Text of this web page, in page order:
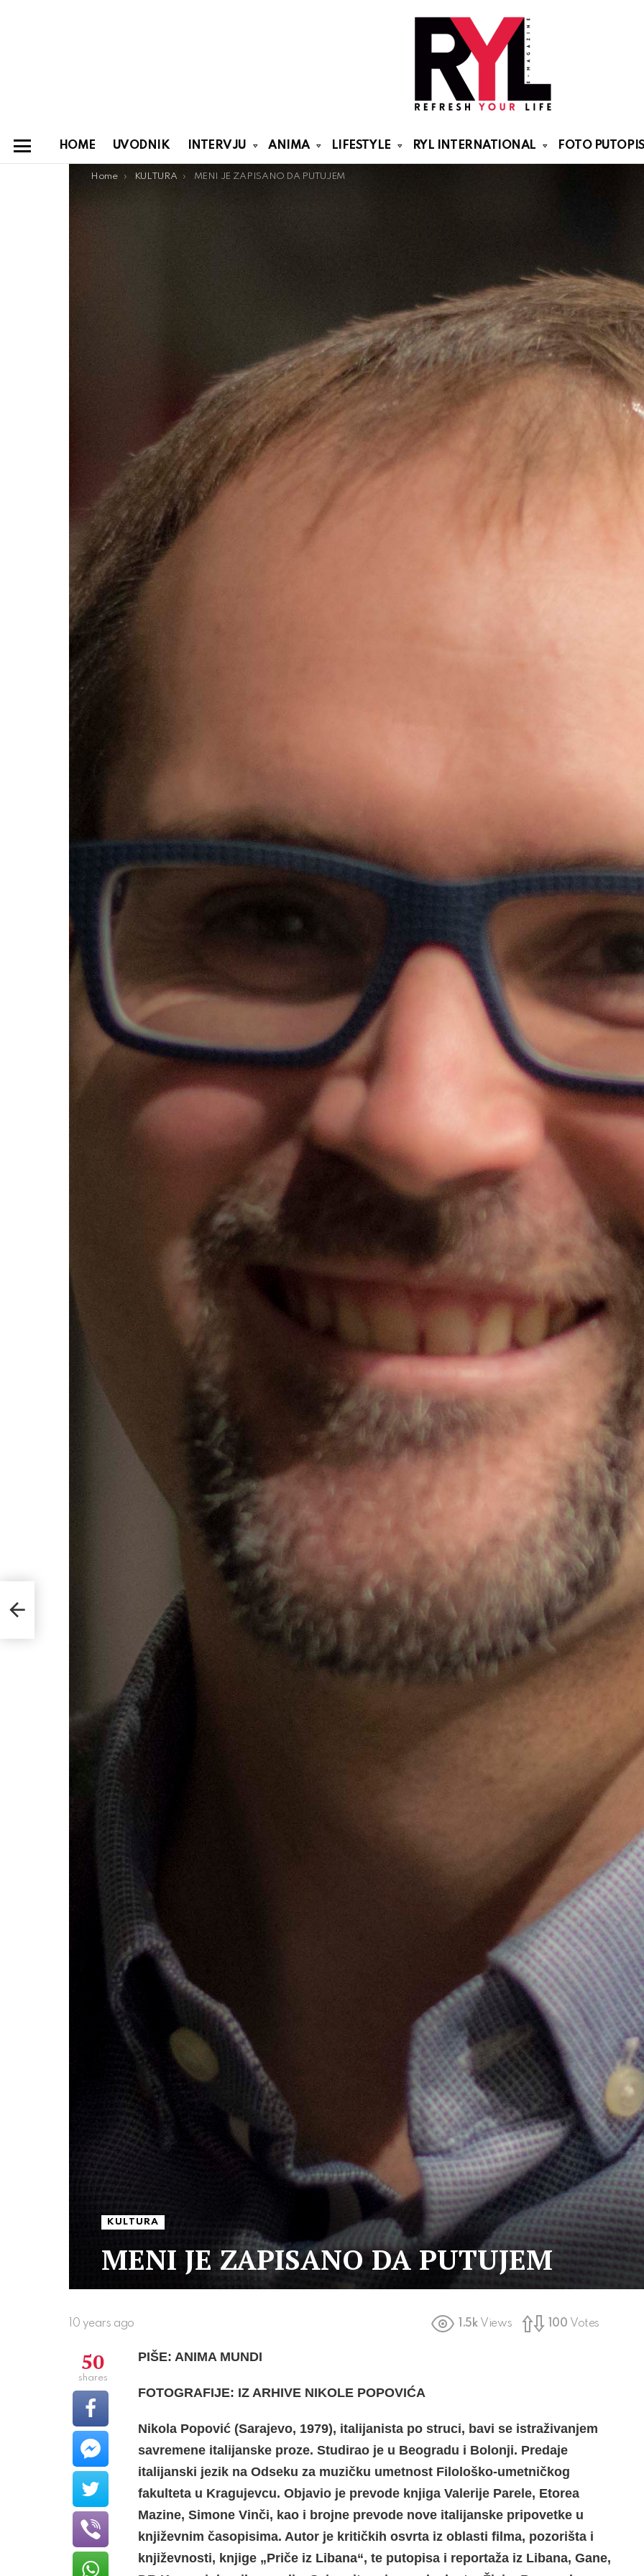
HOME UVODNIK INTERVJU ANIMA LIFESTYLE RYL INTERNATIONAL FOTO
You are here:
Home KULTURA MENI JE ZAPISANO DA PUTUJEM
KULTURA
MENI JE ZAPISANO DA PUTUJEM
10 years ago 1.5k Views 100 Votes
PIŠE: ANIMA MUNDI
FOTOGRAFIJE: IZ ARHIVE NIKOLE POPOVIĆA
Nikola Popović (Sarajevo, 1979), italijanista po struci, bavi se istraživanjem
savremene italijanske proze. Studirao je u Beogradu i Bolonji. Predaje
italijanski jezik na Odseku za muzičku umetnost Filološko-umetničkog
fakulteta u Kragujevcu. Objavio je prevode knjiga Valerije Parele, Etorea
Mazine, Simone Vinči, kao i brojne prevode nove italijanske pripovetke u
književnim časopisima. Autor je kritičkih osvrta iz oblasti filma, pozorišta i
književnosti, knjige „Priče iz Libana“, te putopisa i reportaža iz Libana, Gane,
50
shares